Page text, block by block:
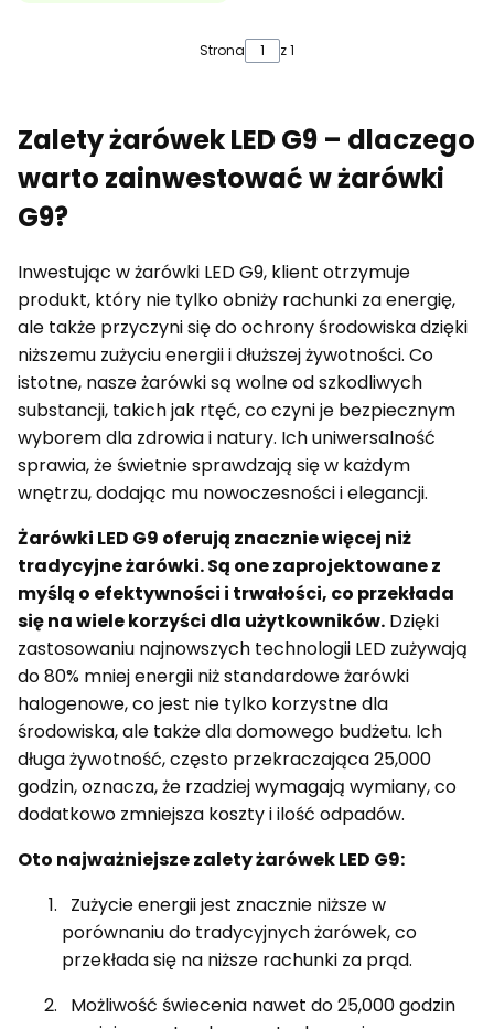
Strona z 1
Zalety żarówek LED G9 – dlaczego
warto zainwestować w żarówki
G9?
Inwestując w żarówki LED G9, klient otrzymuje
produkt, który nie tylko obniży rachunki za energię,
ale także przyczyni się do ochrony środowiska dzięki
niższemu zużyciu energii i dłuższej żywotności. Co
istotne, nasze żarówki są wolne od szkodliwych
substancji, takich jak rtęć, co czyni je bezpiecznym
wyborem dla zdrowia i natury. Ich uniwersalność
sprawia, że świetnie sprawdzają się w każdym
wnętrzu, dodając mu nowoczesności i elegancji.
Żarówki LED G9 oferują znacznie więcej niż
tradycyjne żarówki. Są one zaprojektowane z
myślą o efektywności i trwałości, co przekłada
się na wiele korzyści dla użytkowników. Dzięki
zastosowaniu najnowszych technologii LED zużywają
do 80% mniej energii niż standardowe żarówki
halogenowe, co jest nie tylko korzystne dla
środowiska, ale także dla domowego budżetu. Ich
długa żywotność, często przekraczająca 25,000
godzin, oznacza, że rzadziej wymagają wymiany, co
dodatkowo zmniejsza koszty i ilość odpadów.
Oto najważniejsze zalety żarówek LED G9:
Zużycie energii jest znacznie niższe w
porównaniu do tradycyjnych żarówek, co
przekłada się na niższe rachunki za prąd.
Możliwość świecenia nawet do 25,000 godzin